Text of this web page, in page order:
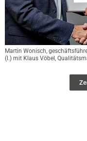
Martin Wonisch,
(l.) mit Klaus Vöbel,